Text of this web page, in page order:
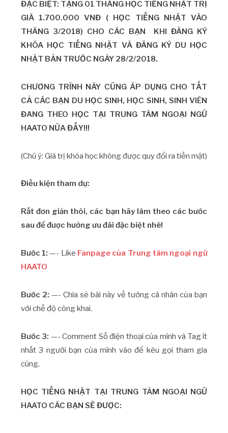
ĐẶC BIỆT: TẶNG 01 THÁNG HỌC TIẾNG NHẬT TRỊ
GIÁ 1.700.000 VNĐ ( HỌC TIẾNG NHẬT VÀO
THÁNG 3/2018) CHO CÁC BẠN KHI ĐĂNG KÝ
KHÓA HỌC TIẾNG NHẬT VÀ ĐĂNG KÝ DU HỌC
NHẬT BẢN TRƯỚC NGÀY 28/2/2018.
CHƯƠNG TRÌNH NÀY CŨNG ÁP DỤNG CHO TẤT
CẢ CÁC BẠN DU HỌC SINH, HỌC SINH, SINH VIÊN
ĐANG THEO HỌC TẠI TRUNG TÂM NGOẠI NGỮ
HAATO NỮA ĐẤY!!!
(Chú ý: Giá trị khóa học không được quy đổi ra tiền mặt)
Điều kiện tham dự:
Rất đơn giản thôi, các bạn hãy làm theo các bước
sau để được hưởng ưu đãi đặc biệt nhé!
Bước 1: —- Like Fanpage của Trung tâm ngoại ngữ
HAATO
Bước 2: —- Chia sẻ bài này về tường cá nhân của bạn
với chế độ công khai.
Bước 3: —- Comment Số điện thoại của mình và Tag ít
nhất 3 người bạn của mình vào để kêu gọi tham gia
cùng.
HỌC TIẾNG NHẬT TẠI TRUNG TÂM NGOẠI NGỮ
HAATO CÁC BẠN SẼ ĐƯỢC: